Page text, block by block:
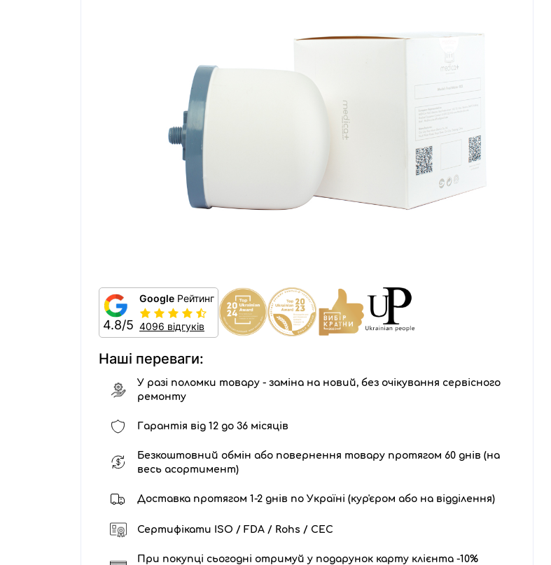
4.8/5
Google Рейтинг
4096 відгуків
Наші переваги:
У разі поломки товару - заміна на новий, без очікування сервісного
ремонту
Гарантія від 12 до 36 місяців
Безкоштовний обмін або повернення товару протягом 60 днів (на
весь асортимент)
Доставка протягом 1-2 днів по Україні (кур'єром або на відділення)
Сертифікати ISO / FDA / Rohs / CEC
При покупці сьогодні отримуй у подарунок карту клієнта -10%